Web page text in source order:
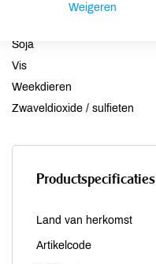
Soja
Vis
Weekdieren
Zwaveldioxide / sulfieten
Productspecificaties
Land van herkomst
Artikelcode
Weigeren